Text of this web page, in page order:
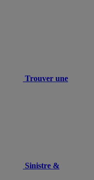
Trouver une
Sinistre &